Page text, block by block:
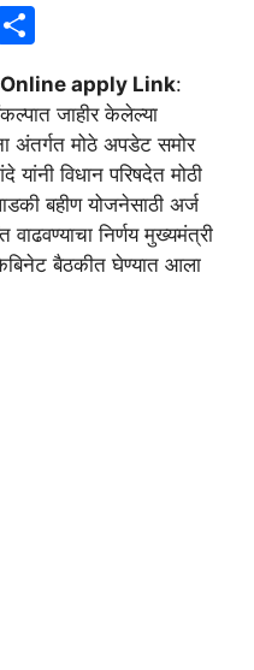
h h
ar
e
apply Link:
जाहीर केलेल्या
अंतर्गत मोठे अपडेट समोर
विधान परिषदेत मोठी
बहीण योजनेसाठी अर्ज
निर्णय मुख्यमंत्री
बैठकीत घेण्यात आला